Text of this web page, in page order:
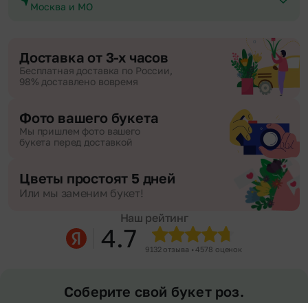
Москва и МО
Доставка от 3-х часов
Бесплатная доставка по России,
98% доставлено вовремя
Фото вашего букета
Мы пришлем фото вашего
букета перед доставкой
Цветы простоят 5 дней
Или мы заменим букет!
Наш рейтинг
4.7 9132 отзыва • 4578 оценок
Соберите свой букет роз.